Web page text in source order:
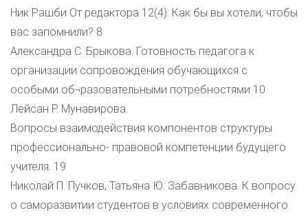
Ник Рашби От редактора 12(4): Как бы вы хотели, чтобы
вас запомнили? 8
Александра С. Брыкова. Готовность педагога к
организации сопровождения обучающихся с
особыми об¬разовательными потребностями 10
Лейсан Р. Мунавирова.
Вопросы взаимодействия компонентов структуры
профессионально- правовой компетенции будущего
учителя. 19
Николай П. Пучков, Татьяна Ю. Забавникова. К вопросу
о саморазвитии студентов в условиях современного